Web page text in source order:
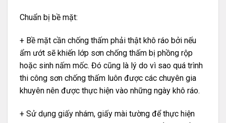
Chuẩn bị bề mặt:
+ Bề mặt cần chống thấm phải thật khô ráo bởi nếu
ẩm ướt sẽ khiến lớp sơn chống thấm bị phồng rộp
hoặc sinh nấm mốc. Đó cũng là lý do vì sao quá trình
thi công sơn chống thấm luôn được các chuyên gia
khuyên nên được thực hiện vào những ngày khô ráo.
+ Sử dụng giấy nhám, giấy mài tường để thực hiện